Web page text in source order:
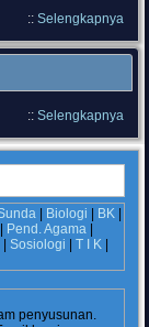
:: Selengkapnya
:: Selengkapnya
Biologi BK
Pend. Agama
Sosiologi T I K|
penyusunan.